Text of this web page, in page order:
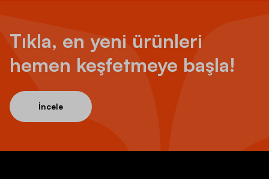
Tıkla, en yeni ürünleri
hemen keşfetmeye başla!
İncele